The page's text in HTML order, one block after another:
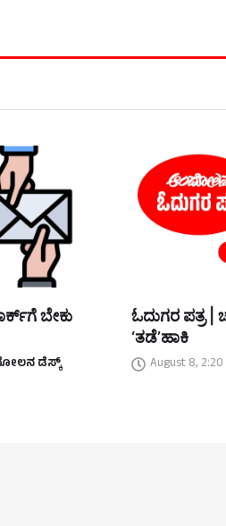
ಬೇಕು
ಡೆಸ್ಕ್
ಓದುಗರ ಪತ್ರ |
‘ತಡೆ’ಹಾಕಿ
August 8, 2:20